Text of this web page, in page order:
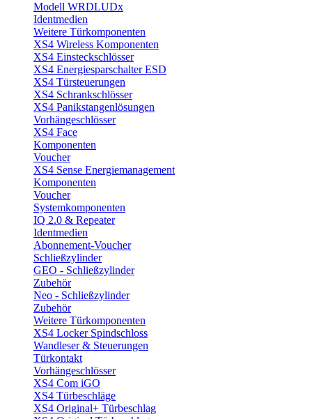
Modell WRDLUDx
Identmedien
Weitere Türkomponenten
XS4 Wireless Komponenten
XS4 Einsteckschlösser
XS4 Energiesparschalter ESD
XS4 Türsteuerungen
XS4 Schrankschlösser
XS4 Panikstangenlösungen
Vorhängeschlösser
XS4 Face
Komponenten
Voucher
XS4 Sense Energiemanagement
Komponenten
Voucher
Systemkomponenten
IQ 2.0 & Repeater
Identmedien
Abonnement-Voucher
Schließzylinder
GEO - Schließzylinder
Zubehör
Neo - Schließzylinder
Zubehör
Weitere Türkomponenten
XS4 Locker Spindschloss
Wandleser & Steuerungen
Türkontakt
Vorhängeschlösser
XS4 Com iGO
XS4 Türbeschläge
XS4 Original+ Türbeschlag